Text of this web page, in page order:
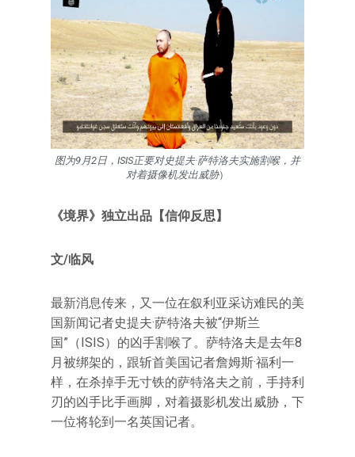
图为9月2日，ISIS正要对史提夫·萨特洛夫实施割喉，并
对着摄像机发出威胁）
《境界》独立出品【信仰反思】
文/临风
最新消息传来，又一位在叙利亚采访难民的美
国新闻记者史提夫·萨特洛夫被“伊斯兰
国”（ISIS）的凶手割喉了。萨特洛夫是去年8
月被绑架的，跟斩首美国记者詹姆斯·福利一
样，在杀掉手无寸铁的萨特洛夫之前，手持利
刃的凶手比手画脚，对着摄影机发出威胁，下
一位将轮到一名英国记者。